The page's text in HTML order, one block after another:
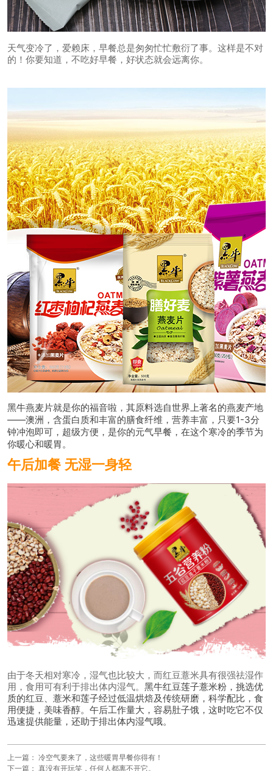
天气变冷了，爱赖床，早餐总是匆匆忙忙敷衍了事。这样是不对
的！你要知道，不吃好早餐，好状态就会远离你。
黑牛燕麦片就是你的福音啦，其原料选自世界上著名的燕麦产地
——澳洲，含蛋白质和丰富的膳食纤维，营养丰富，只要1-3分
钟冲泡即可，超级方便， 是你的元气早餐，在这个寒冷的季节为
你暖心和暖胃。
午后加餐 无湿一身轻
由于冬天相对寒冷，湿气也比较大，而红豆薏米具有很强祛湿作
用，食用可有利于排出体内湿气。 黑牛红豆莲子薏米粉，挑选优
质的红豆、薏米和莲子经过低温烘焙及传统研磨，科学配比，食
用便捷，美味香醇。午后工作量大，容易肚子饿，这时吃它不仅
迅速提供能量，还助于排出体内湿气哦。
上一篇： 冷空气要来了，这些暖胃早餐你得有！
下一篇： 真没有开玩笑，任何人都离不开它。